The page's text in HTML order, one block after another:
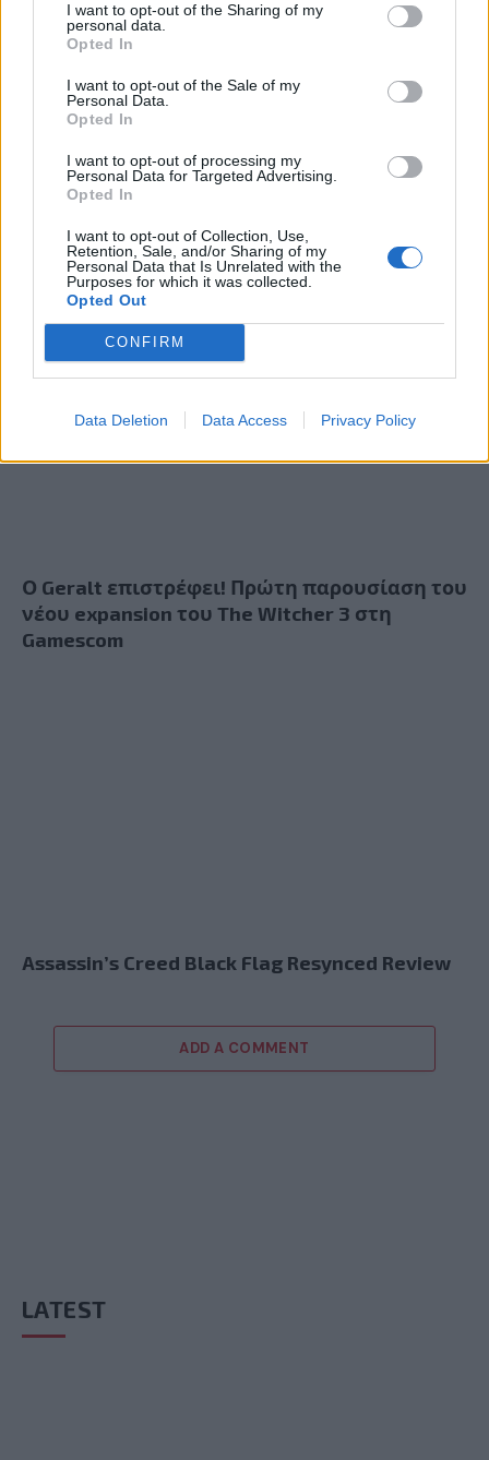
I want to opt-out of the Sharing of my
personal data.
Opted In
I want to opt-out of the Sale of my
Personal Data.
Opted In
I want to opt-out of processing my
Personal Data for Targeted Advertising.
Opted In
I want to opt-out of Collection, Use,
Retention, Sale, and/or Sharing of my
Personal Data that Is Unrelated with the
Purposes for which it was collected.
Opted Out
CONFIRM
Data Deletion Data Access Privacy Policy
The Mound: Omen of Cthulhu Review
Ο Geralt επιστρέφει! Πρώτη παρουσίαση του
νέου expansion του The Witcher 3 στη
Gamescom
Assassin’s Creed Black Flag Resynced Review
ADD A COMMENT
LATEST